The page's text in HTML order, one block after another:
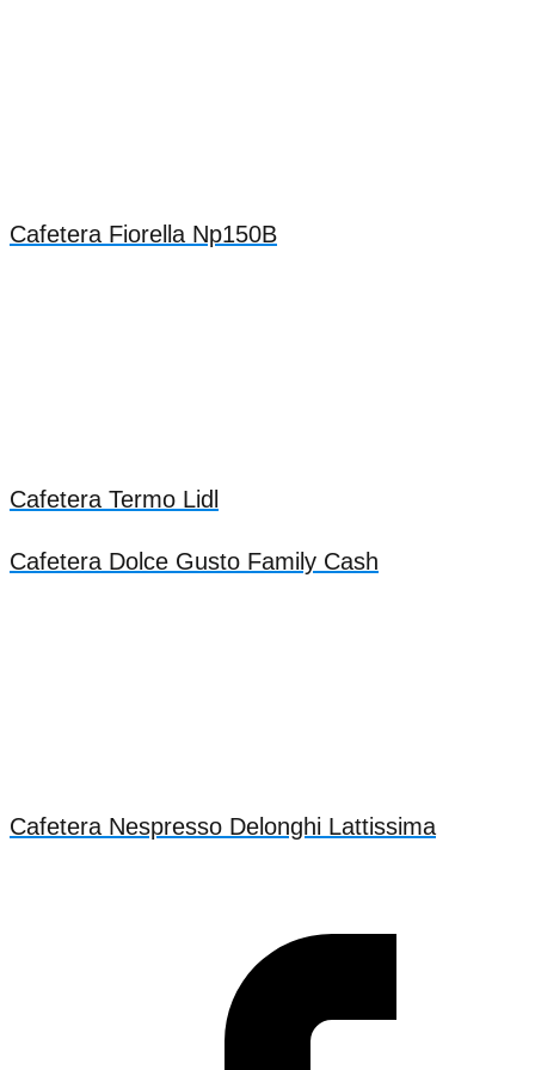
Cafetera Fiorella Np150B
Cafetera Termo Lidl
Cafetera Dolce Gusto Family Cash
Cafetera Nespresso Delonghi Lattissima